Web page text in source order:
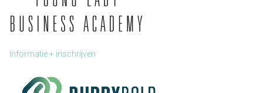
Informatie + inschrijven